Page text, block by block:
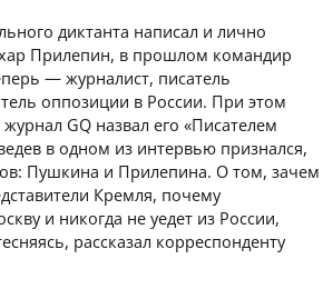
диктанта написал и лично
Прилепин, в прошлом командир
— журналист, писатель
оппозиции в России. При этом
GQ назвал его «Писателем
в одном из интервью признался,
Пушкина и Прилепина. О том, зачем
Кремля, почему
и никогда не уедет из России,
рассказал корреспонденту